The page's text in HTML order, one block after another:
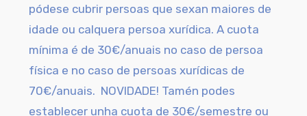
pódese cubrir persoas que sexan maiores de
idade ou calquera persoa xurídica. A cuota
mínima é de 30€/anuais no caso de persoa
física e no caso de persoas xurídicas de
70€/anuais. NOVIDADE! Tamén podes
establecer unha cuota de 30€/semestre ou